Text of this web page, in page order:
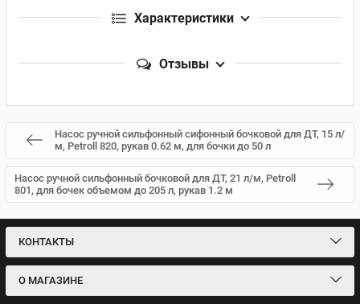
Характеристики
Отзывы
Насос ручной сильфонный сифонный бочковой для ДТ, 15 л/
м, Petroll 820, рукав 0.62 м, для бочки до 50 л
Насос ручной сильфонный бочковой для ДТ, 21 л/м, Petroll
801, для бочек объемом до 205 л, рукав 1.2 м
КОНТАКТЫ
О МАГАЗИНЕ